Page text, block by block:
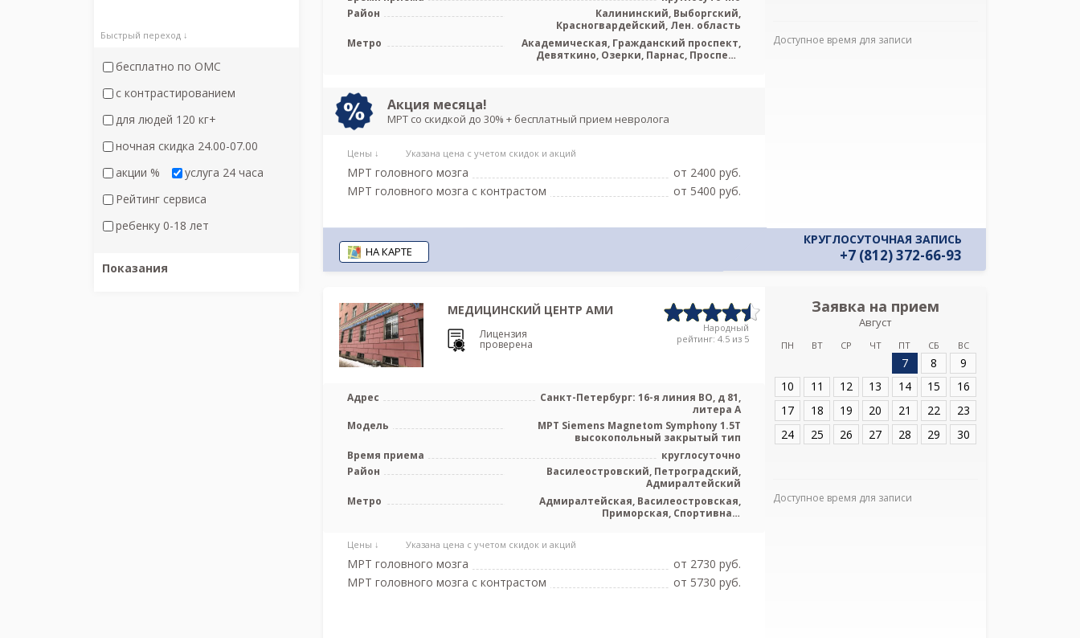
Быстрый переход ↓
бесплатно по ОМС
с контрастированием
для людей 120 кг+
ночная скидка 24.00-07.00
акции %
услуга 24 часа
Рейтинг сервиса
ребенку 0-18 лет
Показания
Район
Калининский, Выборгский,
Красногвардейский, Лен. область
Метро
Академическая, Гражданский проспект,
Девяткино, Озерки, Парнас, Проспект
Акция месяца!
МРТ со скидкой до 30% + бесплатный прием невролога
Цены ↓ Указана цена с учетом скидок и акций
МРТ головного мозга
от 2400 pуб.
МРТ головного мозга с контрастом
от 5400 pуб.
Доступное время для записи
НА КАРТЕ
КРУГЛОСУТОЧНАЯ ЗАПИСЬ
+7 (812) 372-66-93
МЕДИЦИНСКИЙ ЦЕНТР АМИ
Лицензия
проверена
Народный
рейтинг: 4.5 из 5
Адрес
Санкт-Петербург: 16-я линия ВО, д 81,
литера А
Модель
МРТ Siemens Magnetom Symphony 1.5T
высокопольный закрытый тип
Время приема
круглосуточно
Район
Василеостровский, Петроградский,
Адмиралтейский
Метро
Адмиралтейская, Василеостровская,
Приморская, Спортивная,
Цены ↓ Указана цена с учетом скидок и акций
МРТ головного мозга
от 2730 pуб.
МРТ головного мозга с контрастом
от 5730 pуб.
Заявка на прием
Август
ПН ВТ СР ЧТ ПТ СБ ВС
7 8
9
10
11 12 13 14 15
16
17
18 19 20 21 22
23
24
25 26 27 28 29 30
Доступное время для записи